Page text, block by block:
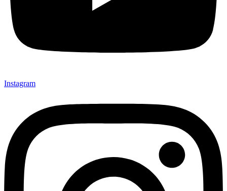
Instagram